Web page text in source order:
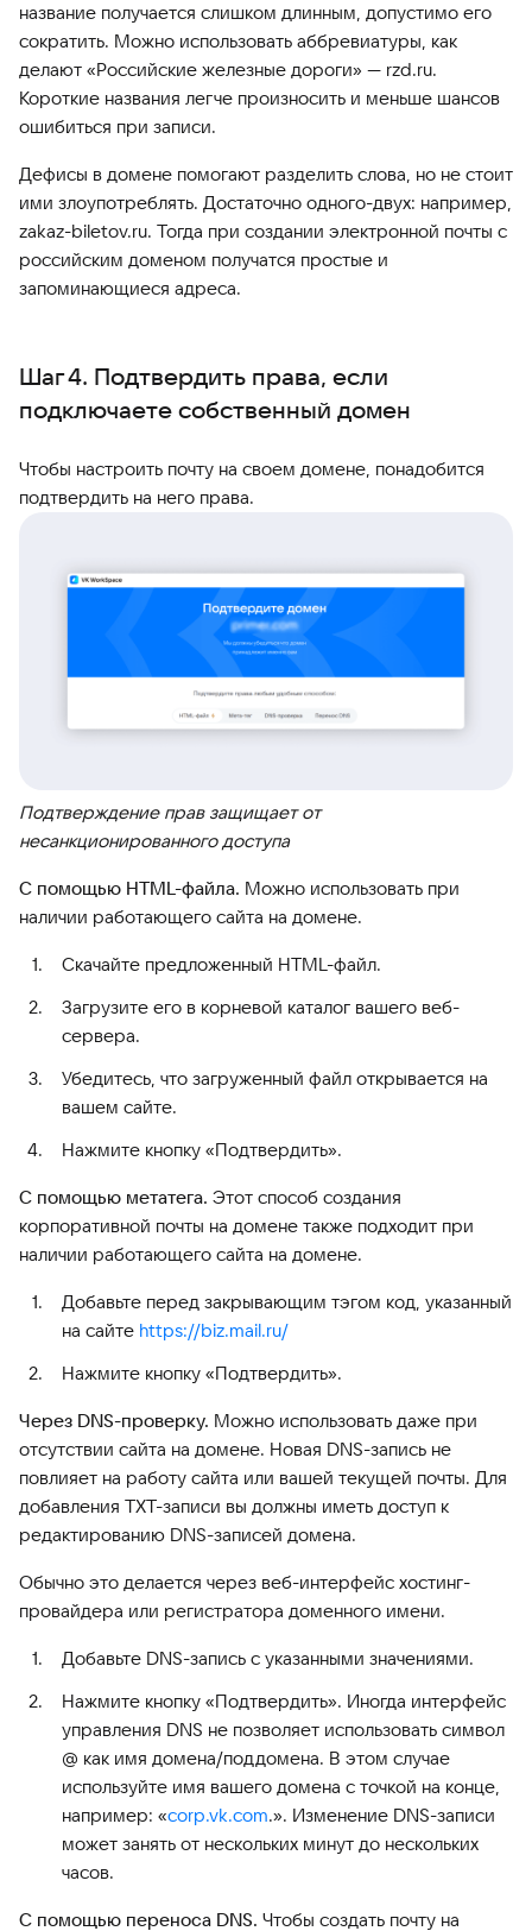
название получается слишком длинным, допустимо его
сократить. Можно использовать аббревиатуры, как
делают «Российские железные дороги» — rzd.ru.
Короткие названия легче произносить и меньше шансов
ошибиться при записи.
Дефисы в домене помогают разделить слова, но не стоит
ими злоупотреблять. Достаточно одного-двух: например,
zakaz-biletov.ru. Тогда при создании электронной почты с
российским доменом получатся простые и
запоминающиеся адреса.
Шаг 4. Подтвердить права, если
подключаете собственный домен
Чтобы настроить почту на своем домене, понадобится
подтвердить на него права.
Подтверждение прав защищает от
несанкционированного доступа
С помощью HTML-файла. Можно использовать при
наличии работающего сайта на домене.
Скачайте предложенный HTML-файл.
Загрузите его в корневой каталог вашего веб-
сервера.
Убедитесь, что загруженный файл открывается на
вашем сайте.
Нажмите кнопку «Подтвердить».
С помощью метатега. Этот способ создания
корпоративной почты на домене также подходит при
наличии работающего сайта на домене.
Добавьте перед закрывающим тэгом код, указанный
на сайте https://biz.mail.ru/
Нажмите кнопку «Подтвердить».
Через DNS-проверку. Можно использовать даже при
отсутствии сайта на домене. Новая DNS-запись не
повлияет на работу сайта или вашей текущей почты. Для
добавления TXT-записи вы должны иметь доступ к
редактированию DNS-записей домена.
Обычно это делается через веб-интерфейс хостинг-
провайдера или регистратора доменного имени.
Добавьте DNS-запись с указанными значениями.
Нажмите кнопку «Подтвердить». Иногда интерфейс
управления DNS не позволяет использовать символ
@ как имя домена/поддомена. В этом случае
используйте имя вашего домена с точкой на конце,
например: «corp.vk.com.». Изменение DNS-записи
может занять от нескольких минут до нескольких
часов.
С помощью переноса DNS. Чтобы создать почту на